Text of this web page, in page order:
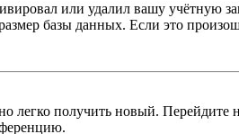
или удалил вашу учётную
базы данных. Если это
легко получить новый.